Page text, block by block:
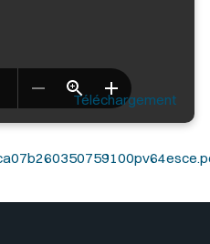
Téléchargement